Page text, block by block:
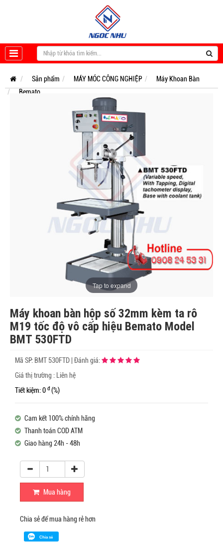
Sản phẩm MÁY MÓC CÔNG NGHIỆP
Máy Khoan Bàn
Bemato
Tap to expand
Máy khoan bàn hộp số 32mm kèm ta rô
M19 tốc độ vô cấp hiệu Bemato Model
BMT 530FTD
Mã SP: BMT 530FTD Đánh giá:
Giá thị trường : Liên hệ
Tiết kiệm: 0 đ (%)
Cam kết 100% chính hãng
Thanh toán COD ATM
Giao hàng 24h - 48h
Mua hàng
Chia sẻ để mua hàng rẻ hơn
Chia sẻ